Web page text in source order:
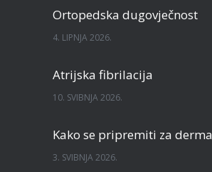
Ortopedska dugovječnost
4. LIPNJA 2026.
Atrijska fibrilacija
10. SVIBNJA 2026.
3. SVIBNJA 2026.